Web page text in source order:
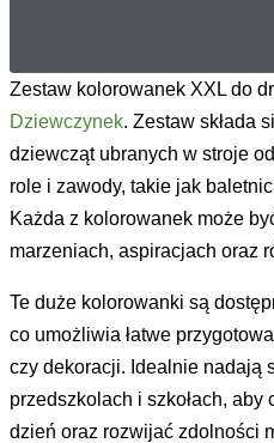
Zestaw kolorowanek XXL do
Dziewczynek. Zestaw składa
dziewcząt ubranych w stroje
role i zawody, takie jak
Każda z kolorowanek może
marzeniach, aspiracjach oraz
Te duże kolorowanki są
co umożliwia łatwe
czy dekoracji. Idealnie nadają
przedszkolach i szkołach,
dzień oraz rozwijać zdolności